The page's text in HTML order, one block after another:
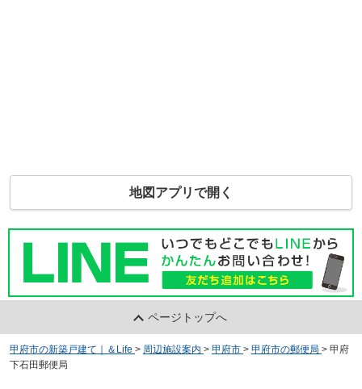
地図アプリで開く
ページトップへ
甲府市の新築戸建て｜＆Life > 周辺施設案内 > 甲府市 > 甲府市の郵便局 > 甲府
下石田郵便局